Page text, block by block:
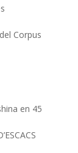
Corpus
en 45